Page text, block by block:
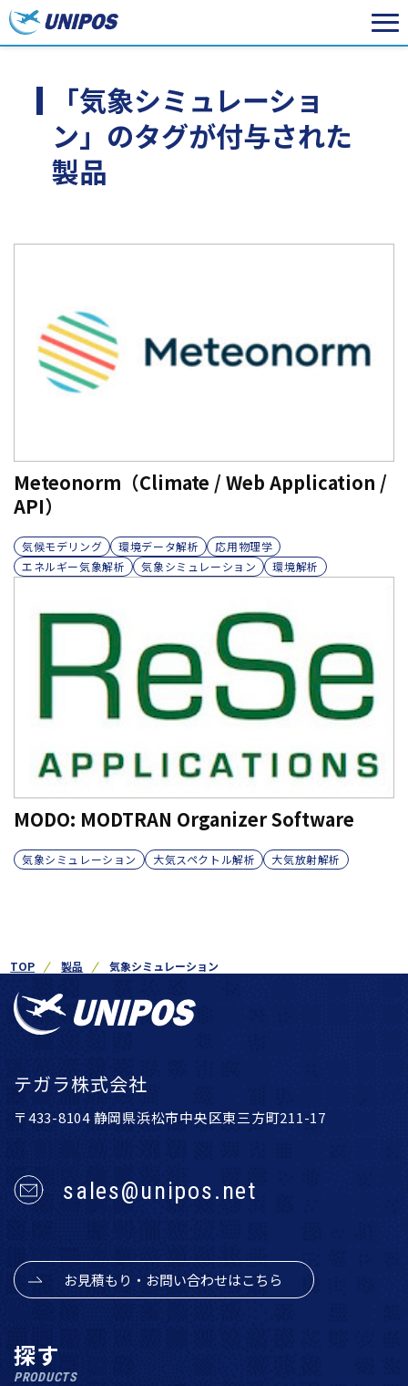
「気象シミュレーショ
ン」のタグが付与された
製品
Meteonorm（Climate / Web Application /
API）
気候モデリング 環境データ解析
応用物理学
エネルギー気象解析
気象シミュレーション 環境解析
MODO: MODTRAN Organizer Software
気象シミュレーション 大気スペクトル解析 大気放射解析
TOP 製品 気象シミュレーション
テガラ株式会社
〒433-8104 静岡県浜松市中央区東三方町211-17
sales@unipos.net
お見積もり・お問い合わせはこちら
探す
PRODUCTS